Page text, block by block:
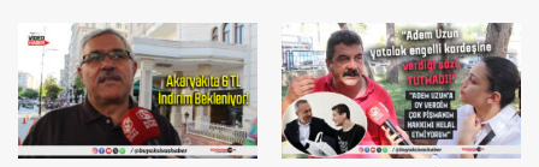
Yiğidolar Sezona Nasıl
Başlayacak?